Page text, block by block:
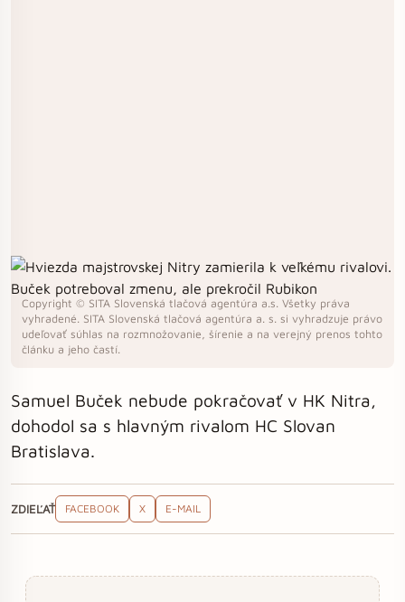
Copyright © SITA Slovenská tlačová agentúra a.s. Všetky práva
vyhradené. SITA Slovenská tlačová agentúra a. s. si vyhradzuje právo
udeľovať súhlas na rozmnožovanie, šírenie a na verejný prenos tohto
článku a jeho častí.
Samuel Buček nebude pokračovať v HK Nitra,
dohodol sa s hlavným rivalom HC Slovan
Bratislava.
ZDIEĽAŤ FACEBOOK X E-MAIL